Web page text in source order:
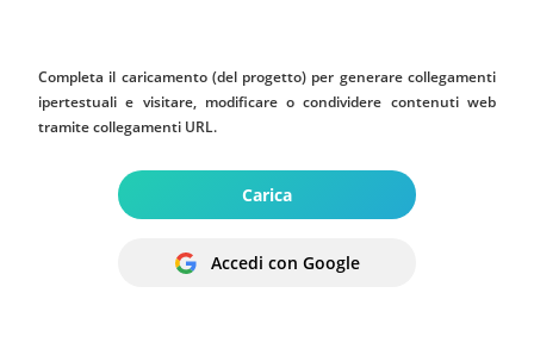
Completa il caricamento (del progetto) per generare collegamenti
ipertestuali e visitare, modificare o condividere contenuti web
tramite collegamenti URL.
Carica
Accedi con Google